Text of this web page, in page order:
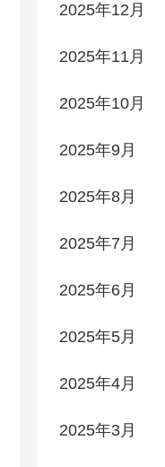
2025年12月
2025年11月
2025年10月
2025年9月
2025年8月
2025年7月
2025年6月
2025年5月
2025年4月
2025年3月